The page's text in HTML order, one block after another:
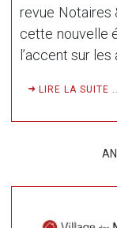
revue Notaires
cette nouvelle
l’accent sur
LIRE LA SUITE